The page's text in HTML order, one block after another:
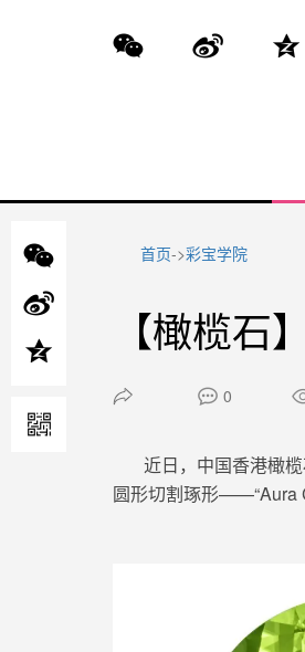
首页->彩宝学院
【橄榄
0
近日， 中国香港橄
圆形切割琢形——“Aura